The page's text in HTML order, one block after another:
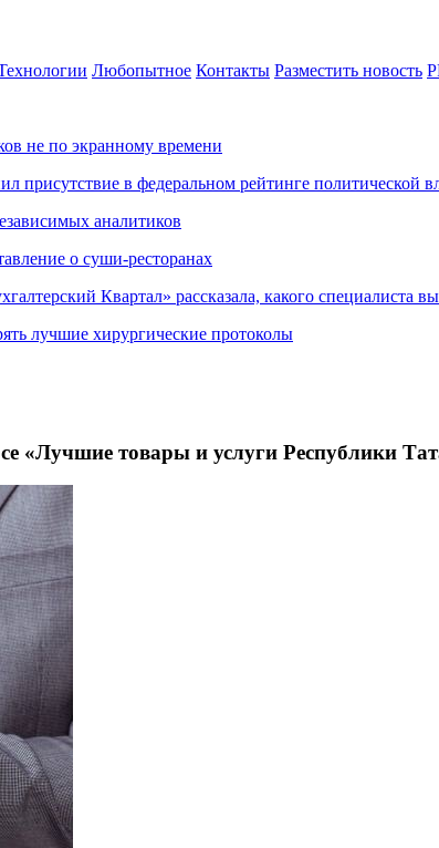
Любопытное Контакты Разместить новость
не по экранному времени
в федеральном рейтинге политической
аналитиков
о суши-ресторанах
Квартал» рассказала, какого специалиста
лучшие хирургические протоколы
товары и услуги Республики